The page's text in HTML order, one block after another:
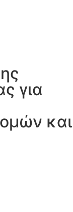
για
και